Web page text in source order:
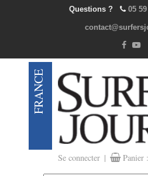
Questions ? 05
Se connecter | Panier :